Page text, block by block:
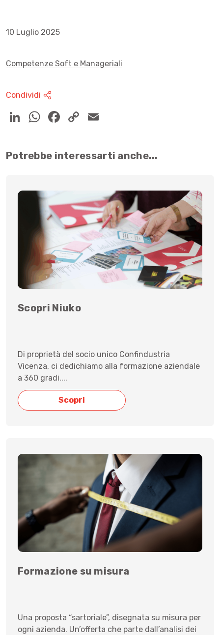
10 Luglio 2025
Competenze Soft e Manageriali
Condividi
Potrebbe interessarti anche...
Scopri Niuko
Di proprietà del socio unico Confindustria
Vicenza, ci dedichiamo alla formazione aziendale
a 360 gradi....
Scopri
Formazione su misura
Una proposta “sartoriale”, disegnata su misura per
ogni azienda. Un’offerta che parte dall’analisi dei